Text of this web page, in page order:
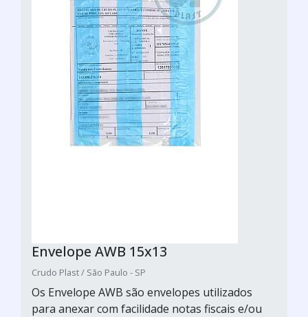
Envelope AWB 15x13
Crudo Plast / São Paulo - SP
Os Envelope AWB são envelopes utilizados
para anexar com facilidade notas fiscais e/ou